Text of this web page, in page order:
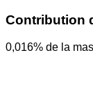
Contribution
0,016% de la